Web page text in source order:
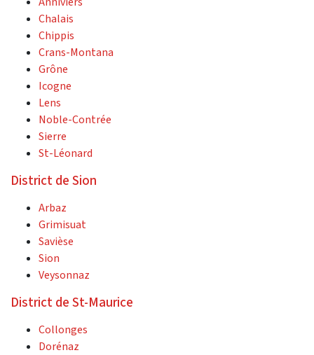
Chalais
Chippis
Crans-Montana
Grône
Icogne
Lens
Noble-Contrée
Sierre
St-Léonard
District de Sion
Arbaz
Grimisuat
Savièse
Sion
Veysonnaz
District de St-Maurice
Collonges
Dorénaz